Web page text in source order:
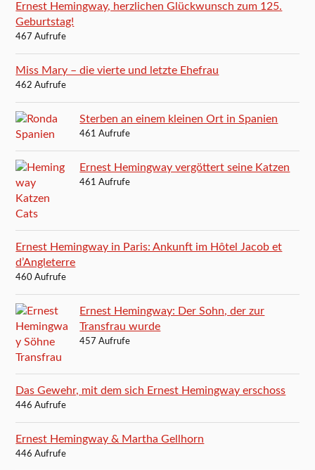
Ernest Hemingway, herzlichen Glückwunsch zum 125.
Geburtstag!
467 Aufrufe
Miss Mary – die vierte und letzte Ehefrau
462 Aufrufe
Sterben an einem kleinen Ort in Spanien
461 Aufrufe
Ernest Hemingway vergöttert seine Katzen
461 Aufrufe
Ernest Hemingway in Paris: Ankunft im Hôtel Jacob et
d’Angleterre
460 Aufrufe
Ernest Hemingway: Der Sohn, der zur
Transfrau wurde
457 Aufrufe
Das Gewehr, mit dem sich Ernest Hemingway erschoss
446 Aufrufe
Ernest Hemingway & Martha Gellhorn
446 Aufrufe